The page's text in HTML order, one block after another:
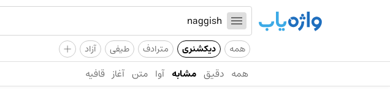
همه دیکشنری مترادف طیفی آزاد +
همه دقیق مشابه آوا متن آغاز قافیه